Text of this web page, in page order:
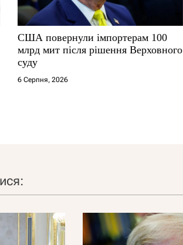
США повернули імпортерам 100
млрд мит після рішення Верховного
суду
6 Серпня, 2026